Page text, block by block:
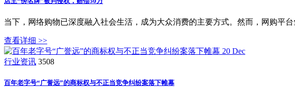
当下，网络购物已深度融入社会生活，成为大众消费的主要方式。然而，网购平
查看详细 >>
20 Dec
行业资讯 3508
百年老字号“广誉远”的商标权与不正当竞争纠纷案落下帷幕